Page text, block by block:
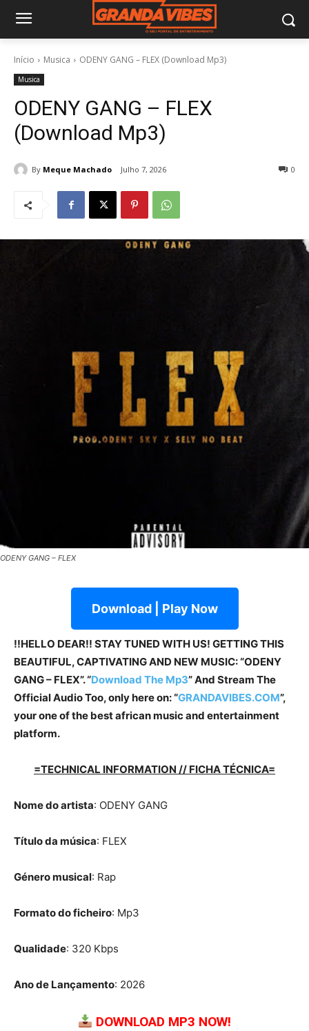
Início Musica ODENY GANG – FLEX (Download Mp3)
Musica
ODENY GANG – FLEX
(Download Mp3)
By Meque Machado Julho 7, 2026 0
ODENY GANG – FLEX
Download | Play Now
!!HELLO DEAR!! STAY TUNED WITH US! GETTING THIS
BEAUTIFUL, CAPTIVATING AND NEW MUSIC: “ODENY
GANG – FLEX”. “Download The Mp3” And Stream The
Official Audio Too, only here on: “GRANDAVIBES.COM”,
your one of the best african music and entertainment
platform.
=TECHNICAL INFORMATION // FICHA TÉCNICA=
Nome do artista: ODENY GANG
Título da música: FLEX
Género musical: Rap
Formato do ficheiro: Mp3
Qualidade: 320 Kbps
Ano de Lançamento: 2026
DOWNLOAD MP3 NOW!